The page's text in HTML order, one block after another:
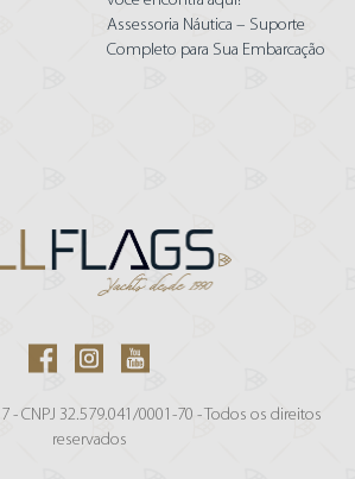
Assessoria Náutica – Suporte
Completo para Sua Embarcação
- CNPJ 32.579.041/0001-70 - Todos os direitos
reservados